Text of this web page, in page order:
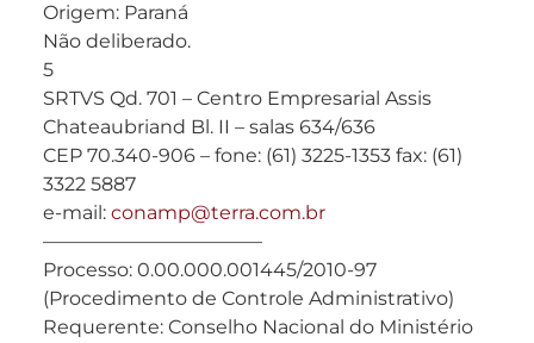
Origem: Paraná
Não deliberado.
5
SRTVS Qd. 701 – Centro Empresarial Assis
Chateaubriand Bl. II – salas 634/636
CEP 70.340-906 – fone: (61) 3225-1353 fax: (61)
3322 5887
e-mail: conamp@terra.com.br
———————————–
Processo: 0.00.000.001445/2010-97
(Procedimento de Controle Administrativo)
Requerente: Conselho Nacional do Ministério